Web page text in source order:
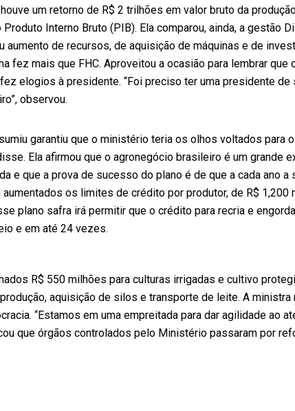
um retorno de R$ 2 trilhões em valor bruto da
Interno Bruto (PIB). Ela comparou, ainda, a gestão
aumento de recursos, de aquisição de máquinas e de
fez mais que FHC. Aproveitou a ocasião para lembrar que
elogios à presidente. “Foi preciso ter uma presidente de
observou.
garantiu que o ministério teria os olhos voltados para
Ela afirmou que o agronegócio brasileiro é um grande
e que a prova de sucesso do plano é de que a cada ano a
os limites de crédito por produtor, de R$ 1,200
plano safra irá permitir que o crédito para recria e
e em até 24 vezes.
R$ 550 milhões para culturas irrigadas e cultivo
aquisição de silos e transporte de leite. A ministra
“Estamos em uma empreitada para dar agilidade ao
que órgãos controlados pelo Ministério passaram por